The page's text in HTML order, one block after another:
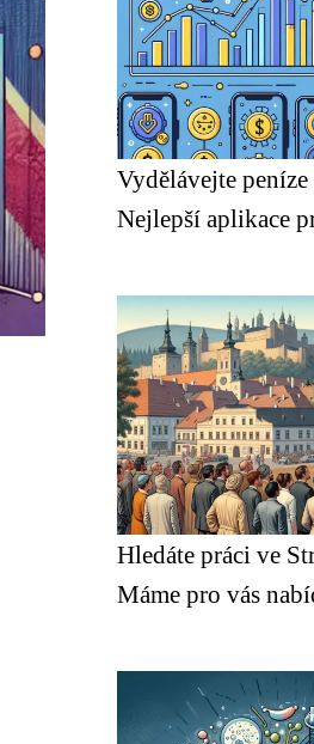
Vydělávejte peníze
Nejlepší aplikace
Hledáte práci ve
Máme pro vás